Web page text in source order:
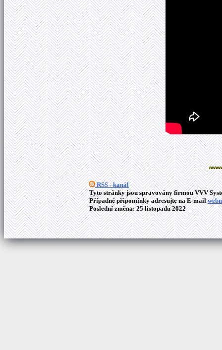
RSS - kanál
Tyto stránky jsou spravovány firmou VVV
Případné připomínky adresujte na E-mail
Poslední změna: 25 listopadu 2022